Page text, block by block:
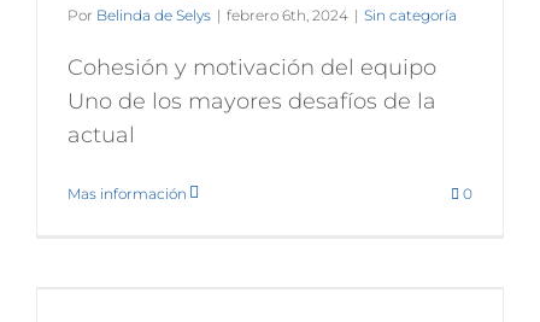
Por Belinda de Selys | febrero 6th, 2024 | Sin categoría
Cohesión y motivación del equipo
Uno de los mayores desafíos de la
actual
Mas información 0